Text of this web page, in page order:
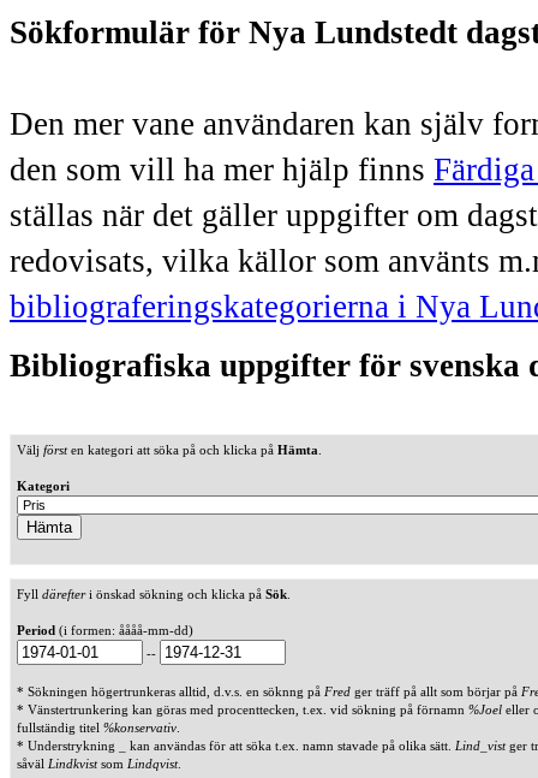
Sökformulär för Nya Lundstedt
Den mer vane användaren kan själv
den som vill ha mer hjälp finns
ställas när det gäller uppgifter om
redovisats, vilka källor som använts
bibliograferingskategorierna i Nya
Bibliografiska uppgifter för svenska
Välj försten kategori att söka på och klicka på Hämta
Kategori
Fyll därefteri önskad sökning och klicka på Sök
Period (i formen: åååå-mm-dd)
--
* Sökningen högertrunkeras alltid, d.v.s. en söknng på Fred ger träff på allt som börjar på
* Vänstertrunkering kan göras med procenttecken, t.ex. vid sökning på förnamn %Joel eller
fullständig titel %konservativ
* Understrykning _ kan användas för att söka t.ex. namn stavade på olika sätt. Lind_vistger
såväl Lindkvistsom Lindqvist.